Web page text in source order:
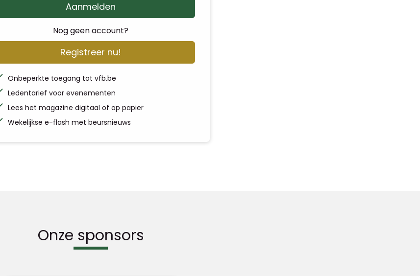
Aanmelden
Nog geen account?
Registreer nu!
Onbeperkte toegang tot vfb.be
Ledentarief voor evenementen
Lees het magazine digitaal of op papier
Wekelijkse e-flash met beursnieuws
Onze sponsors